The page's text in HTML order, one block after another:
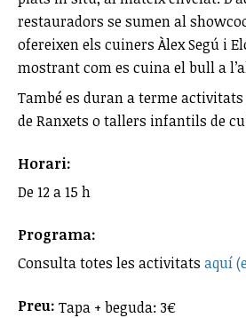
restauradors se sumen al
ofereixen els cuiners Àlex Segú i
mostrant com es cuina el bull a
També es duran a terme
de Ranxets o tallers infantils de
Horari:
De 12 a 15 h
Programa:
Consulta totes les activitats aquí
Preu: Tapa + beguda: 3€